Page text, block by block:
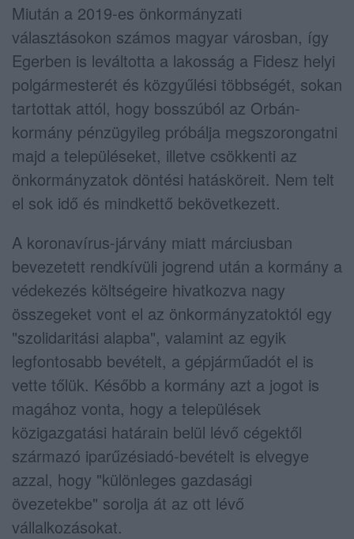
Miután a 2019-es önkormányzati
választásokon számos magyar városban, így
Egerben is leváltotta a lakosság a Fidesz helyi
polgármesterét és közgyűlési többségét, sokan
tartottak attól, hogy bosszúból az Orbán-
kormány pénzügyileg próbálja megszorongatni
majd a településeket, illetve csökkenti az
önkormányzatok döntési hatásköreit. Nem telt
el sok idő és mindkettő bekövetkezett.
A koronavírus-járvány miatt márciusban
bevezetett rendkívüli jogrend után a kormány a
védekezés költségeire hivatkozva nagy
összegeket vont el az önkormányzatoktól egy
"szolidaritási alapba", valamint az egyik
legfontosabb bevételt, a gépjárműadót el is
vette tőlük. Később a kormány azt a jogot is
magához vonta, hogy a települések
közigazgatási határain belül lévő cégektől
származó iparűzésiadó-bevételt is elvegye
azzal, hogy "különleges gazdasági
övezetekbe" sorolja át az ott lévő
vállalkozásokat.